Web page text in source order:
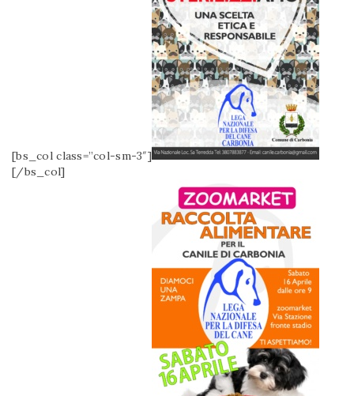
[bs_col class=”col-sm-3″]
[/bs_col]